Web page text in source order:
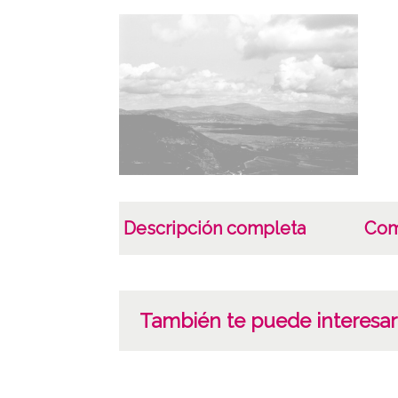
Descripción completa
También te puede interesar